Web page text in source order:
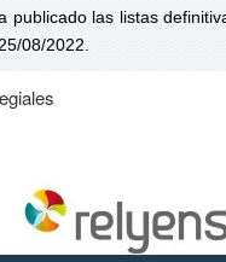
publicado las listas
08/2022.